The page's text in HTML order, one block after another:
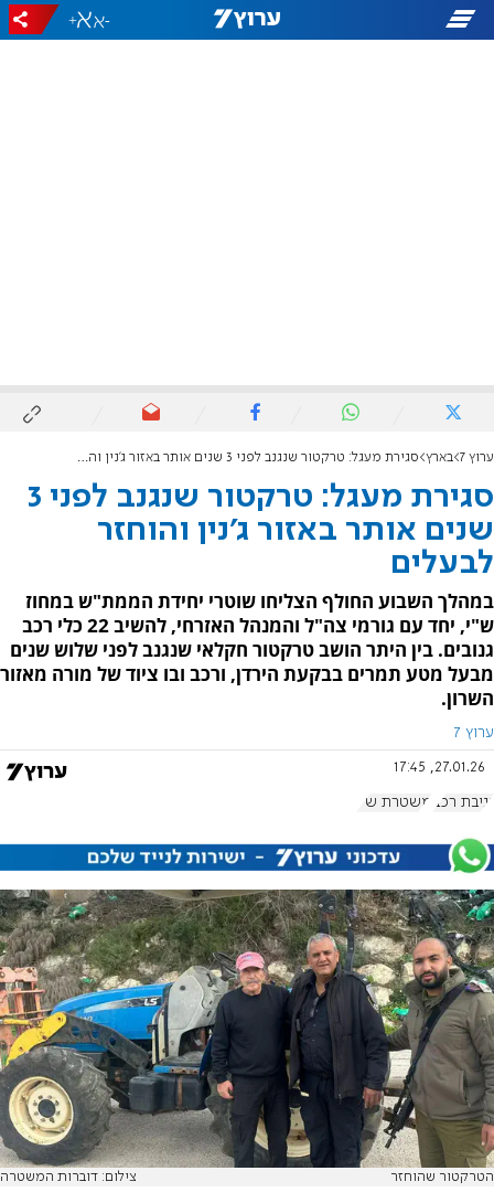
-
+
ערוץ 7 בארץ סגירת מעגל: טרקטור שנגנב לפני 3 שנים אותר באזור ג'נין והוחזר לבעלים
סגירת מעגל: טרקטור שנגנב לפני 3
שנים אותר באזור ג'נין והוחזר
לבעלים
במהלך השבוע החולף הצליחו שוטרי יחידת הממת"ש במחוז
ש"י, יחד עם גורמי צה"ל והמנהל האזרחי, להשיב 22 כלי רכב
גנובים. בין היתר הושב טרקטור חקלאי שנגנב לפני שלוש שנים
מבעל מטע תמרים בבקעת הירדן, ורכב ובו ציוד של מורה מאזור
השרון.
ערוץ 7
27.01.26, 17:45
גניבת רכב משטרת ש"י
הטרקטור שהוחזר צילום: דוברות המשטרה